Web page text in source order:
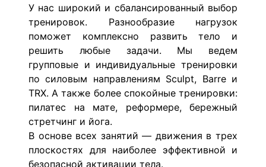
У нас широкий и сбалансированный выбор
тренировок. Разнообразие нагрузок
поможет комплексно развить тело и
решить любые задачи.
Мы ведем
групповые и индивидуальные тренировки
по силовым направлениям Sculpt, Barre и
TRX. А также более спокойные тренировки:
пилатес на мате, реформере, бережный
стретчинг и йога.
В основе всех занятий — движения в трех
плоскостях для наиболее эффективной и
безопасной активации тела.